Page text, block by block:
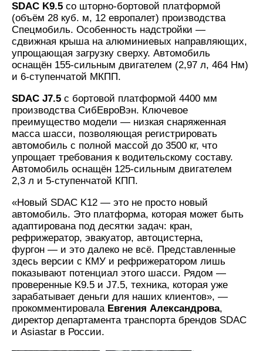
SDAC K9.5 со шторно-бортовой платформой
(объём 28 куб. м, 12 европалет) производства
Спецмобиль. Особенность надстройки —
сдвижная крыша на алюминиевых направляющих,
упрощающая загрузку сверху. Автомобиль
оснащён 155-сильным двигателем (2,97 л, 464 Нм)
и 6-ступенчатой МКПП.
SDAC J7.5 с бортовой платформой 4400 мм
производства СибЕвроВэн. Ключевое
преимущество модели — низкая снаряженная
масса шасси, позволяющая регистрировать
автомобиль с полной массой до 3500 кг, что
упрощает требования к водительскому составу.
Автомобиль оснащён 125-сильным двигателем
2,3 л и 5-ступенчатой КПП.
«Новый SDAC K12 — это не просто новый
автомобиль. Это платформа, которая может быть
адаптирована под десятки задач: кран,
рефрижератор, эвакуатор, автоцистерна,
фургон — и это далеко не всё. Представленные
здесь версии с КМУ и рефрижератором лишь
показывают потенциал этого шасси. Рядом —
проверенные K9.5 и J7.5, техника, которая уже
зарабатывает деньги для наших клиентов», —
прокомментировала Евгения Александрова,
директор департамента транспорта брендов SDAC
и Asiastar в России.